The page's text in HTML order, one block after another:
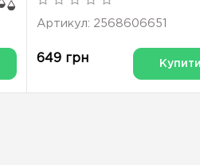
Артикул: 2568606651
649 грн Купити